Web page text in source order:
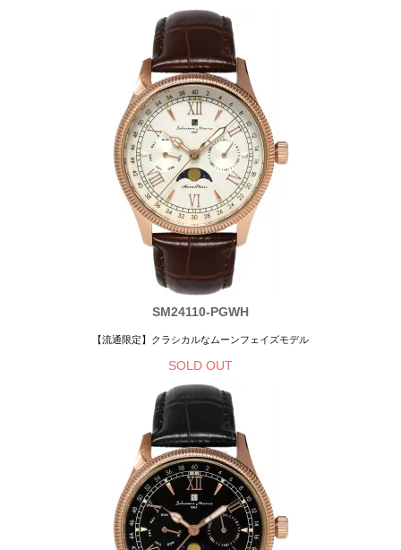
SM24110-PGWH
【流通限定】クラシカルなムーンフェイズモデル
SOLD OUT